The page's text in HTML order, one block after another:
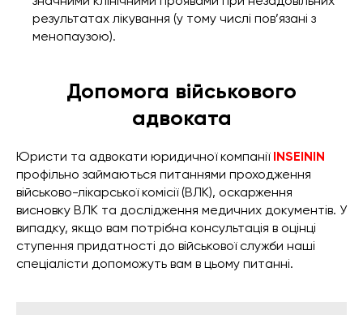
результатах лікування (у тому числі пов’язані з
менопаузою).
Допомога військового
адвоката
Юристи та адвокати юридичної компанії INSEININ
профільно займаються питаннями проходження
військово-лікарської комісії (ВЛК), оскарження
висновку ВЛК та дослідження медичних документів. У
випадку, якщо вам потрібна консультація в оцінці
ступення придатності до військової служби наші
спеціалісти допоможуть вам в цьому питанні.